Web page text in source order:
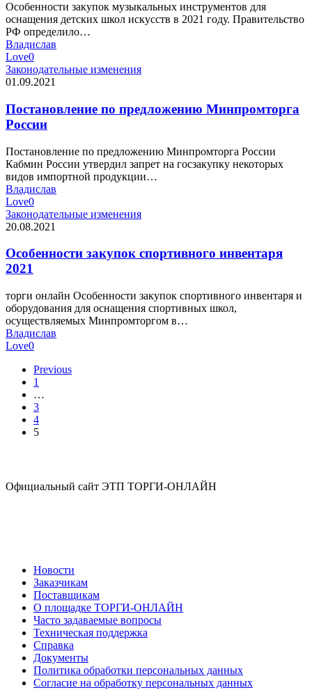
Особенности закупок музыкальных инструментов для
оснащения детских школ искусств в 2021 году. Правительство
РФ определило…
Владислав
Love0
Законодательные изменения
01.09.2021
Постановление по предложению Минпромторга
России
Постановление по предложению Минпромторга России
Кабмин России утвердил запрет на госзакупку некоторых
видов импортной продукции…
Владислав
Love0
Законодательные изменения
20.08.2021
Особенности закупок спортивного инвентаря
2021
торги онлайн Особенности закупок спортивного инвентаря и
оборудования для оснащения спортивных школ,
осуществляемых Минпромторгом в…
Владислав
Love0
Previous
1
…
3
4
5
Официальный сайт ЭТП ТОРГИ-ОНЛАЙН
Новости
Заказчикам
Поставщикам
О площадке ТОРГИ-ОНЛАЙН
Часто задаваемые вопросы
Техническая поддержка
Справка
Документы
Политика обработки персональных данных
Согласие на обработку персональных данных